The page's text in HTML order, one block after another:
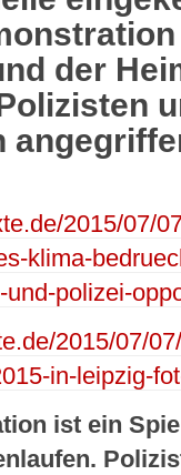
der
2015/07/
klima-
polizei-
2015/07/
in-leipzig-
ist ein